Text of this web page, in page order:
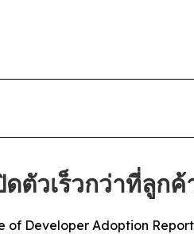
ตัวเร็วกว่าที่ลูก
of Developer Adoption